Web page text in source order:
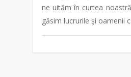
ne uităm în curtea
găsim lucrurile şi oamenii